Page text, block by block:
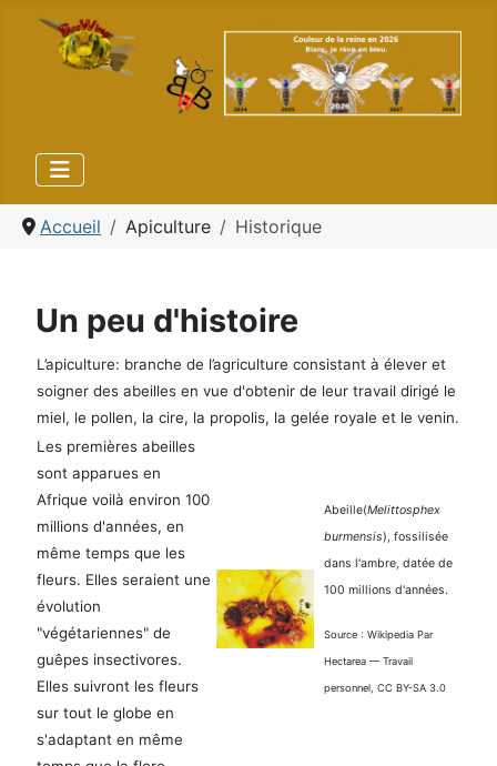
Accueil Apiculture Historique
Un peu d'histoire
L’apiculture: branche de l’agriculture consistant à élever et
soigner des abeilles en vue d'obtenir de leur travail dirigé le
miel, le pollen, la cire, la propolis, la gelée royale et le venin.
Les premières abeilles
sont apparues en
Afrique voilà environ 100
millions d'années, en
même temps que les
fleurs. Elles seraient une
évolution
"végétariennes" de
guêpes insectivores.
Elles suivront les fleurs
sur tout le globe en
s'adaptant en même
Abeille(Melittosphex
burmensis), fossilisée
dans l'ambre, datée de
100 millions d'années.
Source : Wikipedia Par
Hectarea — Travail
personnel, CC BY-SA 3.0